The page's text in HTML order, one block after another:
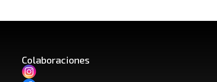
Colaboraciones